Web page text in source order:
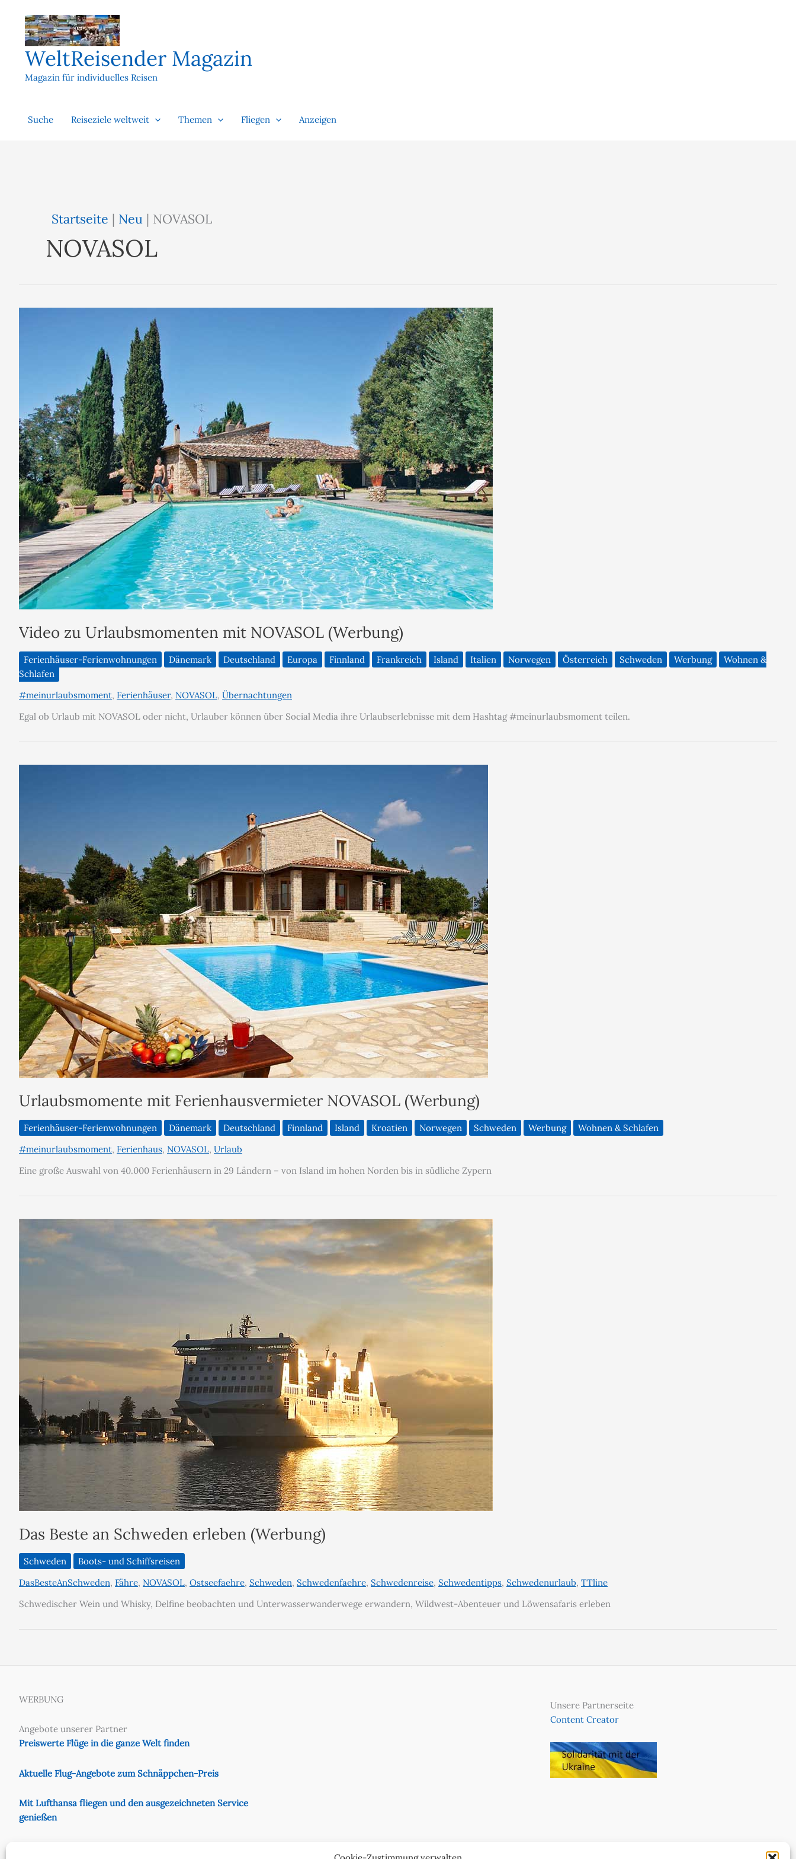
springen
WeltReisender Magazin
Magazin für individuelles Reisen
Suche Reiseziele weltweit Themen Fliegen Anzeigen
Startseite | Neu | NOVASOL
NOVASOL
Video zu Urlaubsmomenten mit NOVASOL (Werbung)
Ferienhäuser-Ferienwohnungen Dänemark Deutschland Europa Finnland Frankreich Island Italien Norwegen Österreich Schweden Werbung
Wohnen &
Schlafen
#meinurlaubsmoment, Ferienhäuser, NOVASOL, Übernachtungen
Egal ob Urlaub mit NOVASOL oder nicht, Urlauber können über Social Media ihre Urlaubserlebnisse mit dem Hashtag #meinurlaubsmoment teilen.
Urlaubsmomente mit Ferienhausvermieter NOVASOL (Werbung)
Ferienhäuser-Ferienwohnungen Dänemark Deutschland Finnland Island Kroatien Norwegen Schweden Werbung
Wohnen & Schlafen
#meinurlaubsmoment, Ferienhaus, NOVASOL, Urlaub
Eine große Auswahl von 40.000 Ferienhäusern in 29 Ländern – von Island im hohen Norden bis in südliche Zypern
Das Beste an Schweden erleben (Werbung)
Schweden
Boots- und Schiffsreisen
DasBesteAnSchweden, Fähre, NOVASOL, Ostseefaehre, Schweden, Schwedenfaehre, Schwedenreise, Schwedentipps, Schwedenurlaub, TTline
Schwedischer Wein und Whisky, Delfine beobachten und Unterwasserwanderwege erwandern, Wildwest-Abenteuer und Löwensafaris erleben
WERBUNG
Angebote unserer Partner
Preiswerte Flüge in die ganze Welt finden
Aktuelle Flug-Angebote zum Schnäppchen-Preis
Mit Lufthansa fliegen und den ausgezeichneten Service
genießen
Unsere Partnerseite
Content Creator